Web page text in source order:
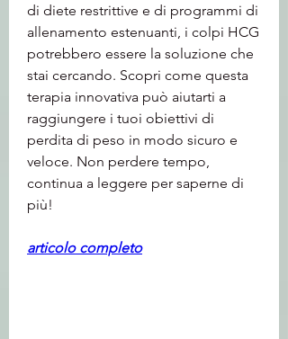
di diete restrittive e di programmi di
allenamento estenuanti, i colpi HCG
potrebbero essere la soluzione che
stai cercando. Scopri come questa
terapia innovativa può aiutarti a
raggiungere i tuoi obiettivi di
perdita di peso in modo sicuro e
veloce. Non perdere tempo,
continua a leggere per saperne di
più!
articolo completo